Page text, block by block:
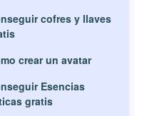
cofres y llaves
crear un avatar
Esencias
gratis